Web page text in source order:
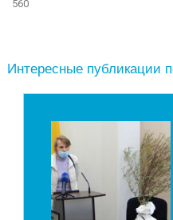
560
Интересные публикации